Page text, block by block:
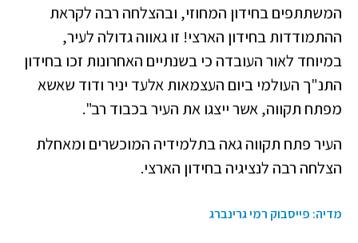
המשתתפים בחידון המחוזי, ובהצלחה רבה לקראת
ההתמודדות בחידון הארצי! זו גאווה גדולה לעיר,
במיוחד לאור העובדה כי בשנתיים האחרונות זכו בחידון
התנ"ך העולמי ביום העצמאות אלעד יניר ודוד שאשא
מפתח תקווה, אשר ייצגו את העיר בכבוד רב".
העיר פתח תקווה גאה בתלמידיה המוכשרים ומאחלת
הצלחה רבה לנציגיה בחידון הארצי.
מדיה: פייסבוק רמי גרינברג